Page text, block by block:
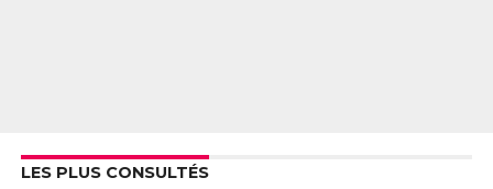
LES PLUS CONSULTÉS